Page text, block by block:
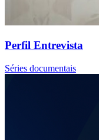
Perfil Entrevista
Séries documentais